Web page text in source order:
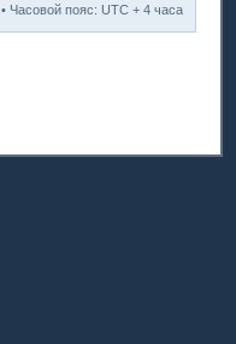
• Часовой пояс: UTC + 4 часа